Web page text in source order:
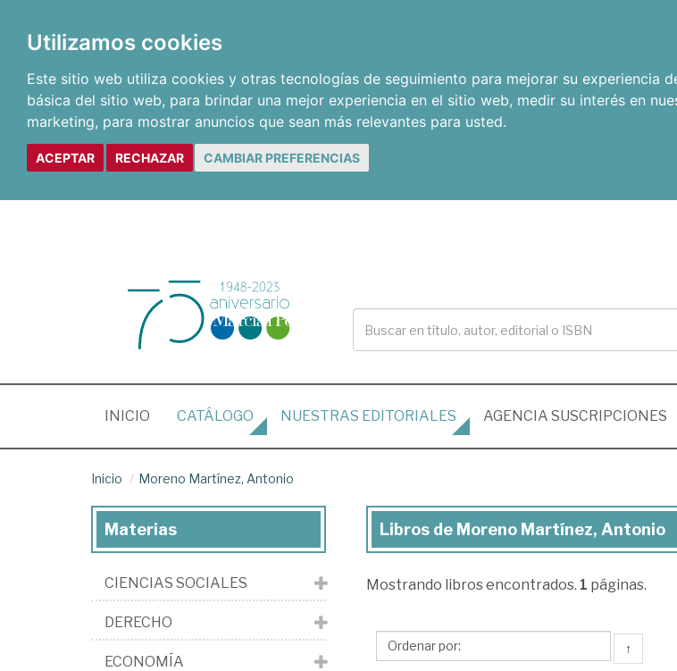
Utilizamos cookies
Este sitio web utiliza cookies y otras tecnologías de seguimiento para mejorar su experiencia
básica del sitio web, para brindar una mejor experiencia en el sitio web, medir su interés en
marketing, para mostrar anuncios que sean más relevantes para usted.
ACEPTAR RECHAZAR CAMBIAR PREFERENCIAS
INICIO (CURRENT)
CATÁLOGO NUESTRAS EDITORIALES AGENCIA SUSCRIPCIONES
Inicio Moreno Martínez, Antonio
Libros
Moreno
Antonio
Libros de Moreno Martínez, Antonio
Mostrando libros encontrados. 1 páginas.
↑
Materias
CIENCIAS SOCIALES
DERECHO
ECONOMÍA